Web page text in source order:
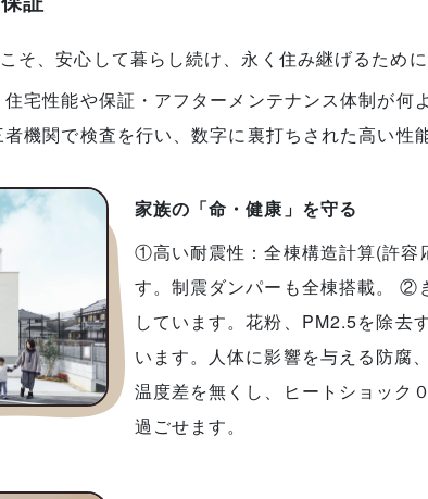
そ、安心して暮らし続け、永く住み継げるため
宅性能や保証・アフターメンテナンス体制が
機関で検査を行い、数字に裏打ちされた高い性
家族の「命・健康」を守る
①高い耐震性：全棟構造計算(許容
す。制震ダンパーも全棟搭載。 ②
しています。花粉、PM2.5を除去
います。人体に影響を与える防腐
温度差を無くし、ヒートショック
過ごせます。